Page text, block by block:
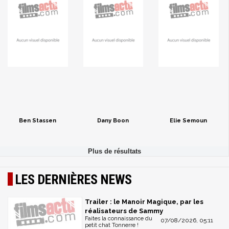
Ben Stassen Dany Boon Elie Semoun
LES DERNIÈRES NEWS
Trailer : le Manoir Magique, par les
réalisateurs de Sammy
07/08/2026, 05:11
Faites la connaissance du
petit chat Tonnerre !